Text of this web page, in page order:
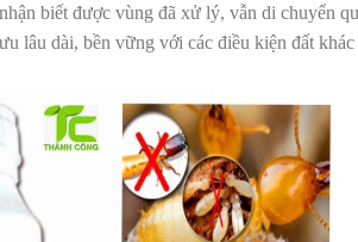
biết được vùng đã xử lý, vẫn di chuyển
lâu dài, bền vững với các điều kiện đất